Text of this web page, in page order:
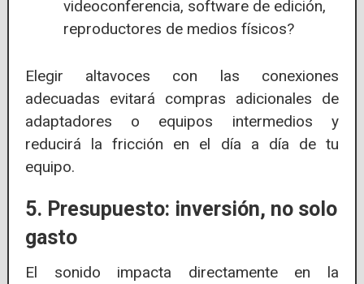
videoconferencia, software de edición,
reproductores de medios físicos?
Elegir altavoces con las conexiones
adecuadas evitará compras adicionales de
adaptadores o equipos intermedios y
reducirá la fricción en el día a día de tu
equipo.
5. Presupuesto: inversión, no solo
gasto
El sonido impacta directamente en la